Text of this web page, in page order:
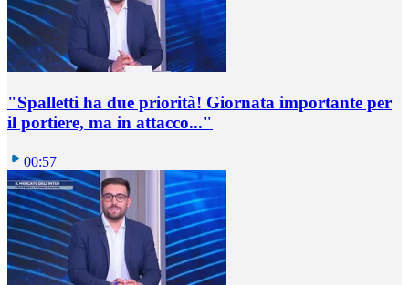
"Spalletti ha due priorità! Giornata importante per
il portiere, ma in attacco..."
00:57